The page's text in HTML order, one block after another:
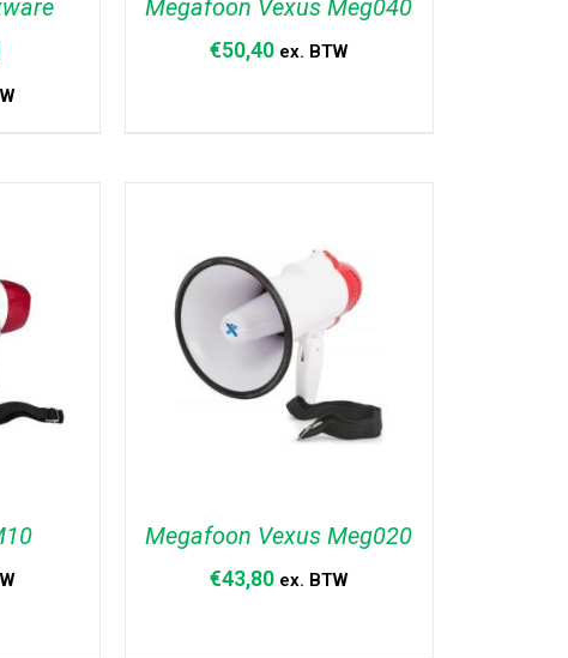
Megafoon Vexus Meg040
€50,40 ex. BTW
Megafoon Vexus Meg020
€43,80 ex. BTW